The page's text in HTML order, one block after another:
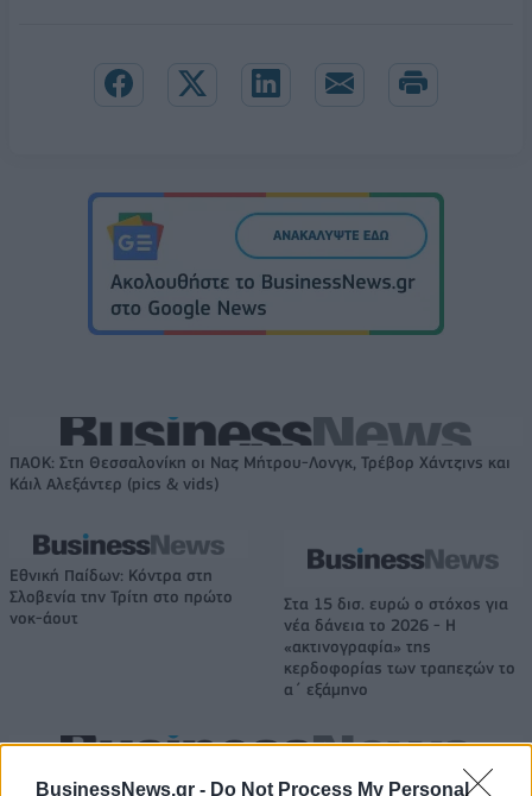
BusinessNews.gr - Do Not Process My Personal
ΠΑΟΚ: Στη Θεσσαλονίκη οι Ναζ Μήτρου-Λονγκ, Τρέβορ Χάντζινς και
Κάιλ Αλεξάντερ (pics & vids)
Εθνική Παίδων: Κόντρα στη
Σλοβενία την Τρίτη στο πρώτο
νοκ-άουτ
Στα 15 δισ. ευρώ ο στόχος για
νέα δάνεια το 2026 - Η
«ακτινογραφία» της
κερδοφορίας των τραπεζών το
α΄ εξάμηνο
Όμιλος ΔΕΗ: Νέα συμφωνία για χαρτοφυλάκιο έργων ΑΠΕ άνω των 2